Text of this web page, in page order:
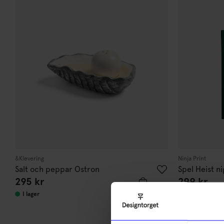
&Klevering
Salt och peppar Ostron
295 kr
I lager
Ninja Print
Spel Heist
299kr